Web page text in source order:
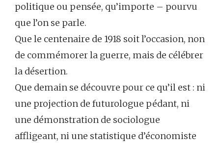
politique ou pensée, qu’importe – pourvu
que l’on se parle.
Que le centenaire de 1918 soit l’occasion, non
de commémorer la guerre, mais de célébrer
la désertion.
Que demain se découvre pour ce qu’il est : ni
une projection de futurologue pédant, ni
une démonstration de sociologue
affligeant, ni une statistique d’économiste